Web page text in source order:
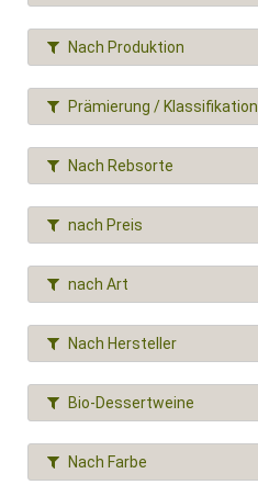
Nach Produktion
Prämierung / Klassifikation
Nach Rebsorte
nach Preis
nach Art
Nach Hersteller
Bio-Dessertweine
Nach Farbe